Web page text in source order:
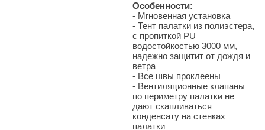
Особенности:
- Мгновенная установка
- Тент палатки из полиэстера,
с пропиткой PU
водостойкостью 3000 мм,
надежно защитит от дождя и
ветра
- Все швы проклеены
- Вентиляционные клапаны
по периметру палатки не
дают скапливаться
конденсату на стенках
палатки